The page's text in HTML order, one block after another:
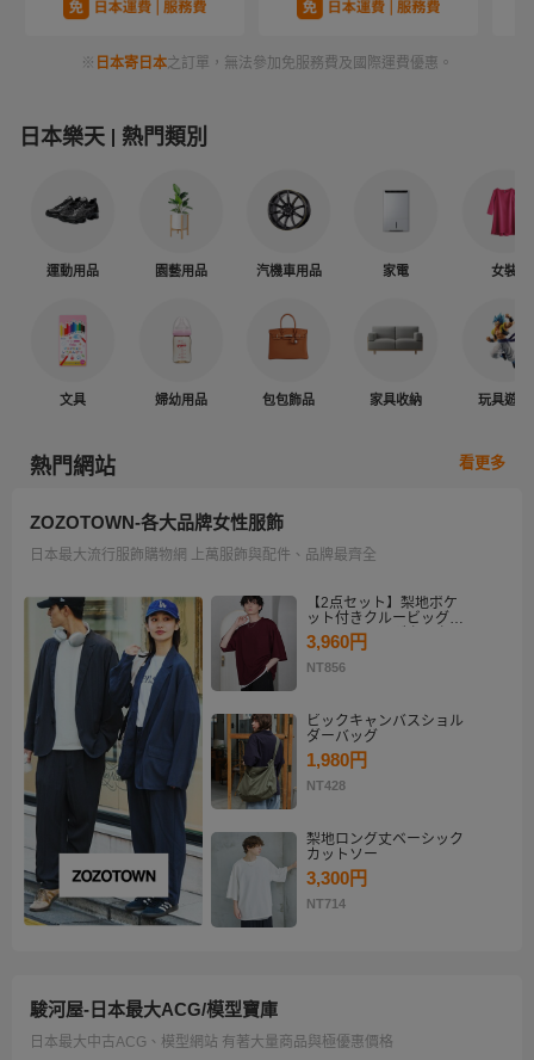
※ 日本寄日本之訂單，無法參加免服務費及國際運費優惠。
日本樂天 熱門類別
運動用品 園藝用品 汽機車用品 家電 女裝
文具 婦幼用品 包包飾品 家具收納 玩具遊戲
熱門網站 看更多
ZOZOTOWN-各大品牌女性服飾
日本最大流行服飾購物網 上萬服飾與配件、品牌最齊全
【2点セット】梨地ポケ
ット付きクルービッグT
シャツ＆ロングタンクト
ップアンサンブルセット
3,960円
NT856
ビックキャンバスショル
ダーバッグ
1,980円
NT428
梨地ロング丈ベーシック
カットソー
3,300円
NT714
駿河屋-日本最大ACG/模型寶庫
日本最大中古ACG、模型網站 有著大量商品與極優惠價格